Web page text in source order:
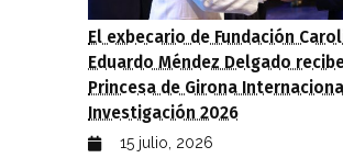
El exbecario de Fundación
Eduardo Méndez Delgado
Princesa de Girona
Investigación 2026
15 julio, 2026